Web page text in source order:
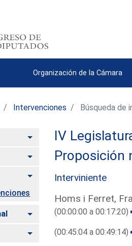
Organización de la Cámara
Intervenciones Búsqueda de
Alternar
Alternar
Alternar
Alternar
Alternar
IV
Proposición
Interviniente
Homs i Ferret,
(00:00:00 a 00:17:20)
(00:45:04 a 00:49:14)